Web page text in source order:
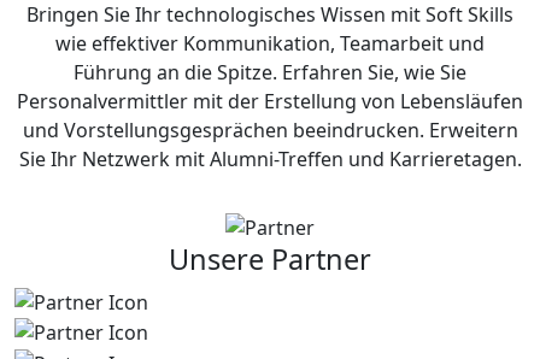
Bringen Sie Ihr technologisches Wissen mit Soft Skills
wie effektiver Kommunikation, Teamarbeit und
Führung an die Spitze. Erfahren Sie, wie Sie
Personalvermittler mit der Erstellung von Lebensläufen
und Vorstellungsgesprächen beeindrucken. Erweitern
Sie Ihr Netzwerk mit Alumni-Treffen und Karrieretagen.
Unsere Partner